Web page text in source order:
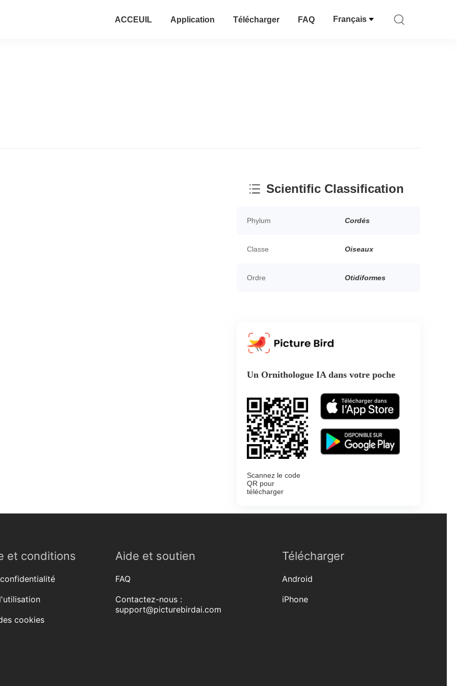
ACCEUIL Application Télécharger FAQ Français
Scientific Classification
Phylum Cordés
Classe Oiseaux
Ordre Otidiformes
Un Ornithologue IA dans votre poche
Scannez le code
QR pour
télécharger